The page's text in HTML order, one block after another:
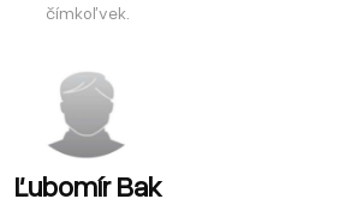
čímkoľvek.
Ľubomír Bak